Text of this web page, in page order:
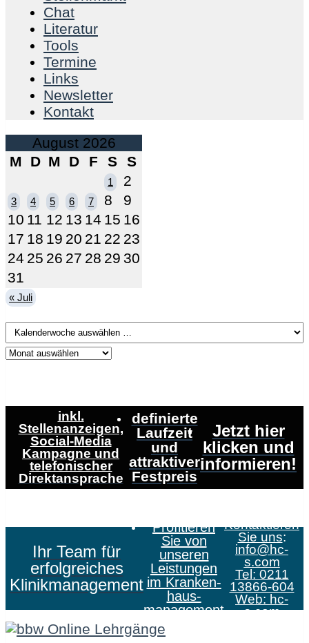
Chat
Literatur
Tools
Termine
Links
Newsletter
Kontakt
August 2026
M
D M D F S S
1 2
3 4 5 6 7 8
9
10 11 12 13 14 15 16
17 18 19 20 21 22 23
24 25 26 27 28 29 30
31
« Juli
inkl.
Stellenanzeigen,
Social-Media
Kampagne und
telefonischer
Direktansprache
definierte
Laufzeit
und
attraktiver
Festpreis
Jetzt hier
klicken und
informieren!
Ihr Team für
erfolgreiches
Klinikmanagement
Profitieren
Sie von
unseren
Leistungen
im Kranken­
haus­
management
Kontaktieren
Sie uns:
info@hc-
s.com
Tel: 0211
13866-604
Web: hc-
s.com